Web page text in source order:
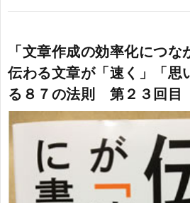
「文章作成の効率化につな
伝わる文章が「速く」「思
る８７の法則 第２３回